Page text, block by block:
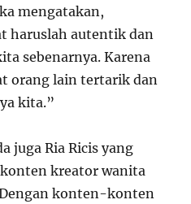
mengatakan,
haruslah autentik dan
sebenarnya. Karena
orang lain tertarik dan
kita.”
juga Ria Ricis yang
kreator wanita
konten-konten